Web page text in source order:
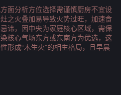
面分析方位选择需谨慎厨房不宜设
之火叠加易导致火势过旺，加速食
讳，因中央为家庭核心区域，需保
核心气场东方或东南方为优选，这
形成“木生火”的相生格局，且早晨